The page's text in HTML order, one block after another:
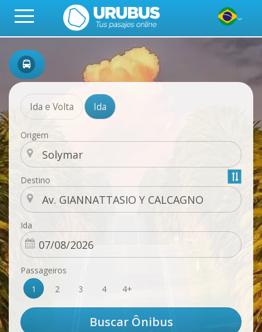
Ida e Volta Ida
Origem
Destino
Ida
Passageiros
1
2 3 4 4+